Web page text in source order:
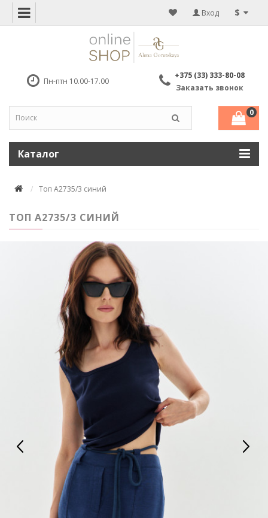
$
Вход
Пн-птн 10.00-17.00
+375 (33) 333-80-08
Заказать звонок
0
Каталог
Топ А2735/3 синий
ТОП А2735/3 СИНИЙ